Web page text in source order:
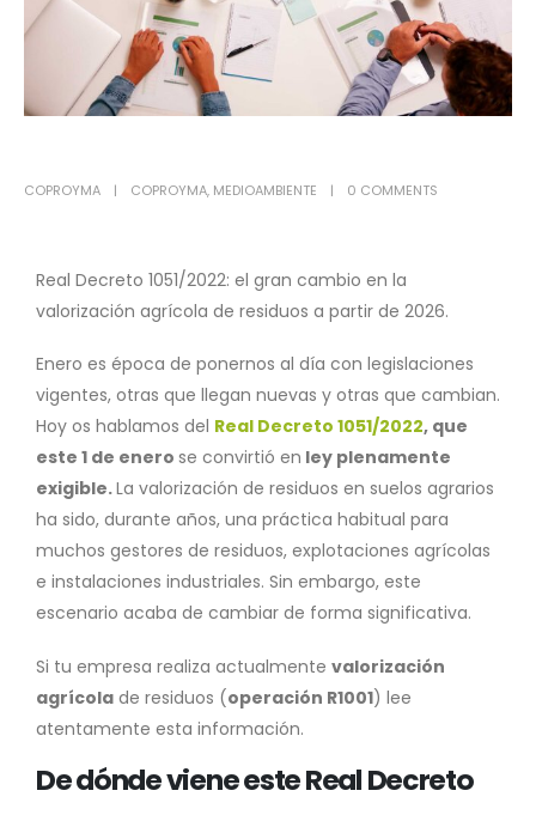
COPROYMA COPROYMA, MEDIOAMBIENTE 0 COMMENTS
Real Decreto 1051/2022: el gran cambio en la
valorización agrícola de residuos a partir de 2026.
Enero es época de ponernos al día con legislaciones
vigentes, otras que llegan nuevas y otras que cambian.
Hoy os hablamos del Real Decreto 1051/2022, que
este 1 de enero se convirtió en ley plenamente
exigible.La valorización de residuos en suelos agrarios
ha sido, durante años, una práctica habitual para
muchos gestores de residuos, explotaciones agrícolas
e instalaciones industriales. Sin embargo, este
escenario acaba de cambiar de forma significativa.
Si tu empresa realiza actualmente valorización
agrícola de residuos (operación R1001) lee
atentamente esta información.
De dónde viene este Real Decreto